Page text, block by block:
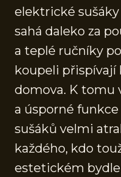
elektrické
sahá daleko za
a teplé ručníky
koupeli
domova. K tomu
a úsporné
sušáků velmi
každého, kdo
estetickém